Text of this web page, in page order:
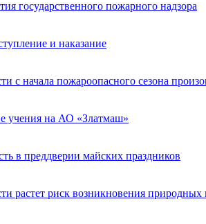
государственного пожарного надзора
и наказание
с начала пожароопасного сезона
учения на АО «Златмаш»
в преддверии майских праздников
растет риск возникновения природных